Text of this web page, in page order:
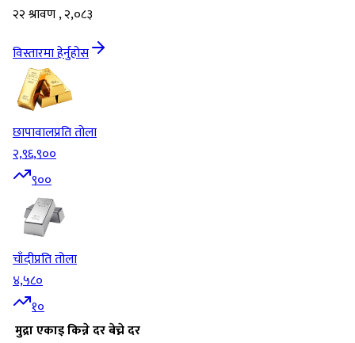
२२ श्रावण , २,०८३
विस्तारमा हेर्नुहोस
छापावालप्रति तोला
२,९६,९००
९००
चाँदीप्रति तोला
४,५८०
१०
मुद्राएकाइकिन्ने दरबेच्ने दर